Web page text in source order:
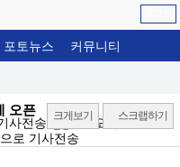
포토뉴스 커뮤니티
오픈 크게보기 스크랩하기